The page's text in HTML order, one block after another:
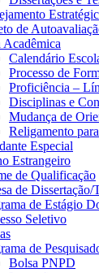
de
Acadêmica
Calendário
Processo de
Proficiência –
Disciplinas e
Mudança de
Religamento
Especial
Estrangeiro
de Qualificação
de Dissertação/
de Estágio
Seletivo
de
Bolsa PNPD